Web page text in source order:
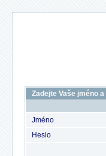
Zadejte Vaše jméno
Jméno
Heslo